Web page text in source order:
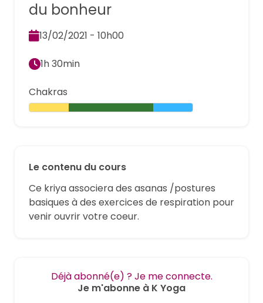
Chakras
du bonheur
13/02/2021 - 10h00
1h 30min
Le contenu du cours
Ce kriya associera des asanas /postures
basiques à des exercices de respiration pour
venir ouvrir votre coeur.
Déjà abonné(e) ? Je me connecte.
Je m'abonne à K Yoga